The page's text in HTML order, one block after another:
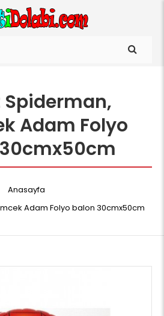
Spiderman,
Adam Folyo
Anasayfa
Adam Folyo balon 30cmx50cm